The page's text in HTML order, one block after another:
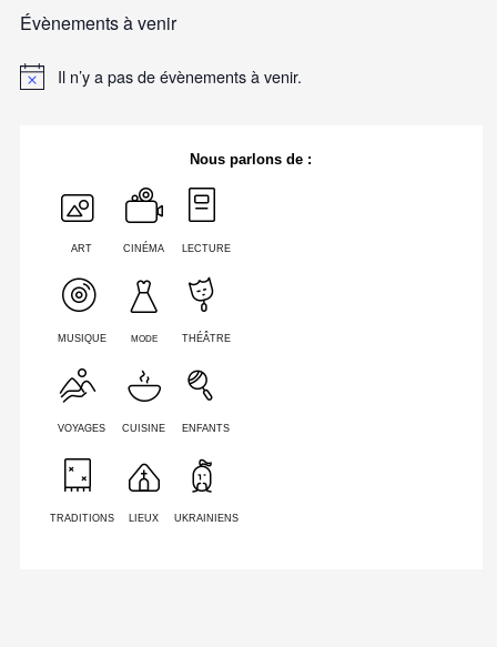
Évènements à venir
Il n’y a pas de évènements à venir.
Nous parlons de :
ART CINÉMA LECTURE
MUSIQUE MODE THÉÂTRE
VOYAGES CUISINE ENFANTS
TRADITIONS LIEUX UKRAINIENS